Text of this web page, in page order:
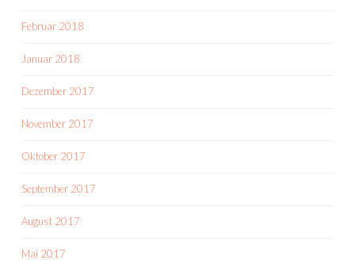
Februar 2018
Januar 2018
Dezember 2017
November 2017
Oktober 2017
September 2017
August 2017
Mai 2017